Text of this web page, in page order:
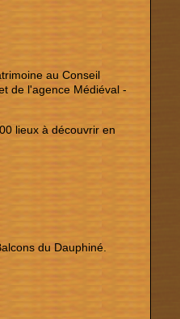
au Conseil
de l'agence Médiéval -
lieux à découvrir en
du Dauphiné.